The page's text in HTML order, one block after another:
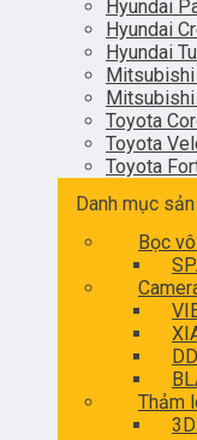
Hyundai
Hyundai
Hyundai
Mitsubishi
Mitsubishi
Toyota
Toyota
Toyota
Danh mục
Bọc
Thảm